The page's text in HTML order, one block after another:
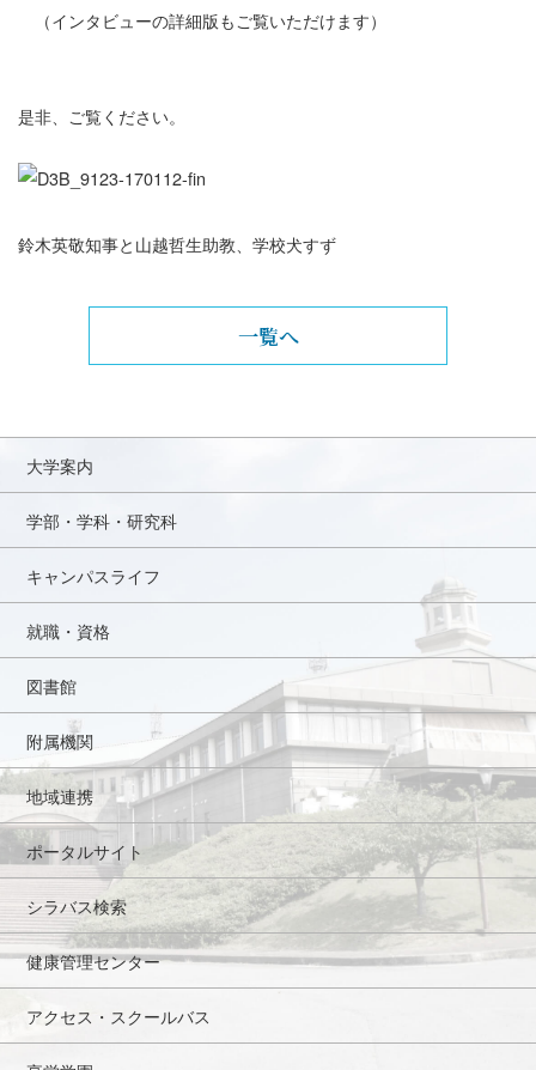
（インタビューの詳細版もご覧いただけます）
是非、ご覧ください。
鈴木英敬知事と山越哲生助教、学校犬すず
一覧へ
大学案内
学部・学科・研究科
キャンパスライフ
就職・資格
図書館
附属機関
地域連携
ポータルサイト
シラバス検索
健康管理センター
アクセス・スクールバス